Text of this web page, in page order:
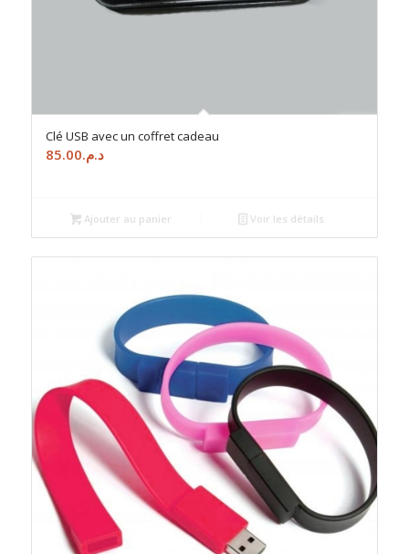
Clé USB avec un coffret cadeau
د.م.85.00
Ajouter au panier Voir les détails